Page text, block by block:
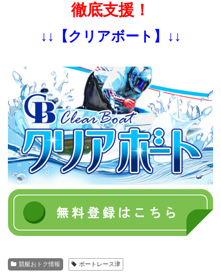
徹底支援！
↓↓【クリアボート】↓↓
競艇おトク情報 ボートレース津